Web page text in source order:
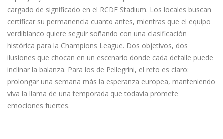
cargado de significado en el RCDE Stadium. Los locales buscan
certificar su permanencia cuanto antes, mientras que el equipo
verdiblanco quiere seguir soñando con una clasificación
histórica para la Champions League. Dos objetivos, dos
ilusiones que chocan en un escenario donde cada detalle puede
inclinar la balanza. Para los de Pellegrini, el reto es claro:
prolongar una semana más la esperanza europea, manteniendo
viva la llama de una temporada que todavía promete
emociones fuertes.